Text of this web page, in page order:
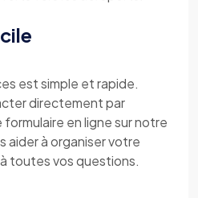
est simple et rapide.
directement par
en ligne sur notre
aider à organiser votre
toutes vos questions.